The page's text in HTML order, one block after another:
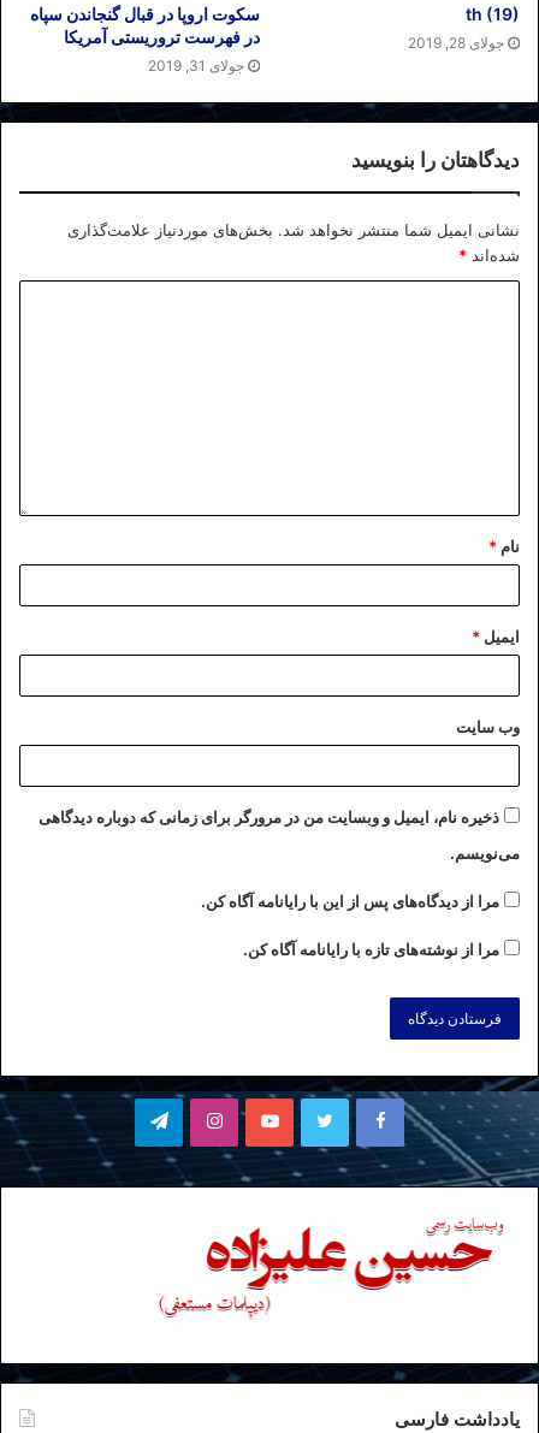
th (19)
جولای 28, 2019
سکوت اروپا در قبال گنجاندن سپاه
در فهرست تروریستی آمریکا
جولای 31, 2019
دیدگاهتان را بنویسید
نشانی ایمیل شما منتشر نخواهد شد. بخش‌های موردنیاز علامت‌گذاری
شده‌اند *
نام *
ایمیل *
وب‌ سایت
ذخیره نام، ایمیل و وبسایت من در مرورگر برای زمانی که دوباره دیدگاهی
می‌نویسم.
مرا از دیدگاه‌های پس از این با رایانامه آگاه کن.
مرا از نوشته‌های تازه با رایانامه آگاه کن.
فیسبوک توییتر یوتیوباینستاگرامتلگرام
یادداشت فارسی